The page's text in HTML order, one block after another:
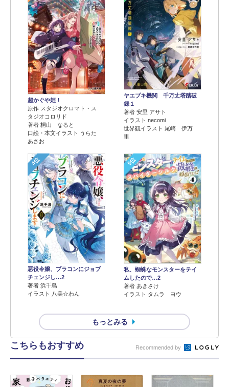
超かぐや姫！
原作 スタジオクロマト・ス
タジオコロリド
著者 桐山 なると
口絵・本文イラスト うらた
あさお
ヤエブキ機関 千万丈塔踏破
録１
著者 安里 アサト
イラスト necomi
世界観イラスト 尾崎 伊万
里
4位
悪役令嬢、ブラコンにジョブ
チェンジし…2
著者 浜千鳥
イラスト 八美☆わん
5位
私、蜘蛛なモンスターをテイ
ムしたので…2
著者 あきさけ
イラスト タムラ ヨウ
もっとみる
こちらもおすすめ Recommended by